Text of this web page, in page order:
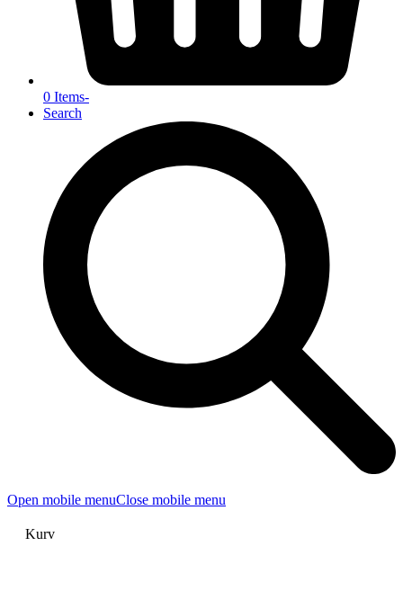
0 Items-
Search
Open mobile menuClose mobile menu
Kurv